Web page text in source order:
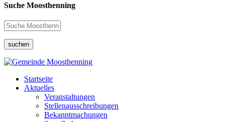
Suche Moosthenning
suchen
Startseite
Aktuelles
Veranstaltungen
Stellenausschreibungen
Bekanntmachungen